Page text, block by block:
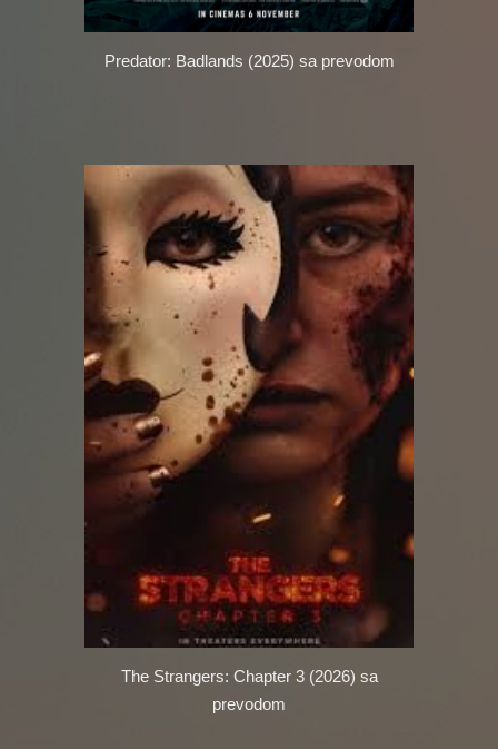
Predator: Badlands (2025) sa prevodom
The Strangers: Chapter 3 (2026) sa
prevodom